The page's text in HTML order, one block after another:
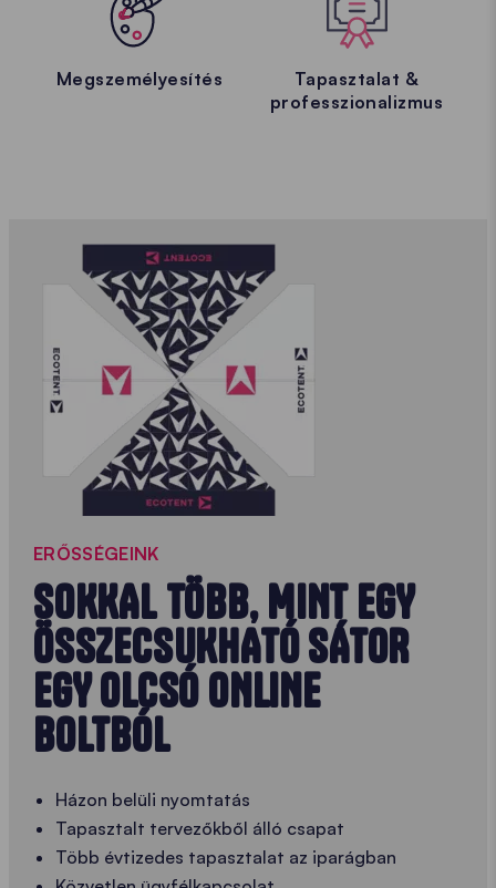
Megszemélyesítés
Tapasztalat &
professzionalizmus
ERŐSSÉGEINK
SOKKAL TÖBB, MINT EGY
ÖSSZECSUKHATÓ SÁTOR
EGY OLCSÓ ONLINE
BOLTBÓL
Házon belüli nyomtatás
Tapasztalt tervezőkből álló csapat
Több évtizedes tapasztalat az iparágban